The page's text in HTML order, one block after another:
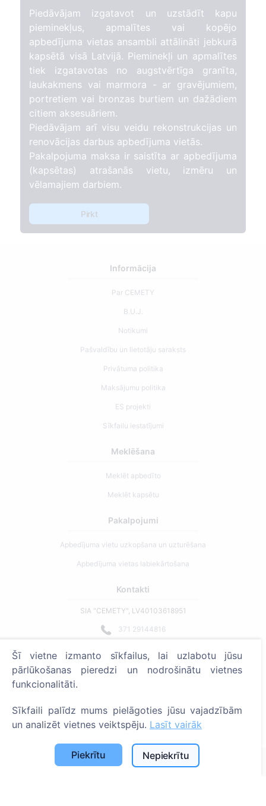
Piedāvājam izgatavot un uzstādīt kapu
pieminekļus, apmalītes vai kopējo
apbedījuma vietas ansambli attālināti jebkurā
kapsētā visā Latvijā. Pieminekļi un apmalītes
tiek izgatavotas no augstvērtīga granīta,
laukakmens vai marmora - ar gravējumiem,
portretiem vai bronzas burtiem un dažādiem
citiem aksesuāriem.
Piedāvājam arī visu veidu rekonstrukcijas un
renovācijas darbus apbedījuma vietās.
Pakalpojuma maksa ir saistīta ar apbedījuma
(kapsētas) atrašanās vietu, izmēru un
vēlamajiem darbiem.
Pirkt
Informācija
Par CEMETY
B.U.J.
Notikumi
Pašvaldību un lietotāju saraksts
Privātuma politika
Maksājumu politika
ES projekti
Sīkfailu iestatījumi
Meklēšana
Meklēt apbedīto
Meklēt kapsētu
Pakalpojumi
Apbedījuma vietu uzkopšana un uzturēšana
Apbedījuma vietas labiekārtošana
Kontakti
SIA "CEMETY", LV40103618951
371 29144816
Strādājam visā Latvijā!
Administratoriem
© 2013 - 2026 Cemety Visas tiesības aizsargātas
Privātuma politika un noteikumi.
Šī vietne izmanto sīkfailus, lai uzlabotu jūsu
pārlūkošanas pieredzi un nodrošinātu vietnes
funkcionalitāti.
Sīkfaili palīdz mums pielāgoties jūsu vajadzībām
un analizēt vietnes veiktspēju. Lasīt vairāk
Piekrītu Nepiekrītu